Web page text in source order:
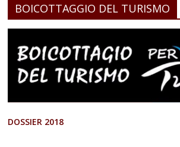
BOICOTTAGGIO DEL TURISMO
DOSSIER 2018